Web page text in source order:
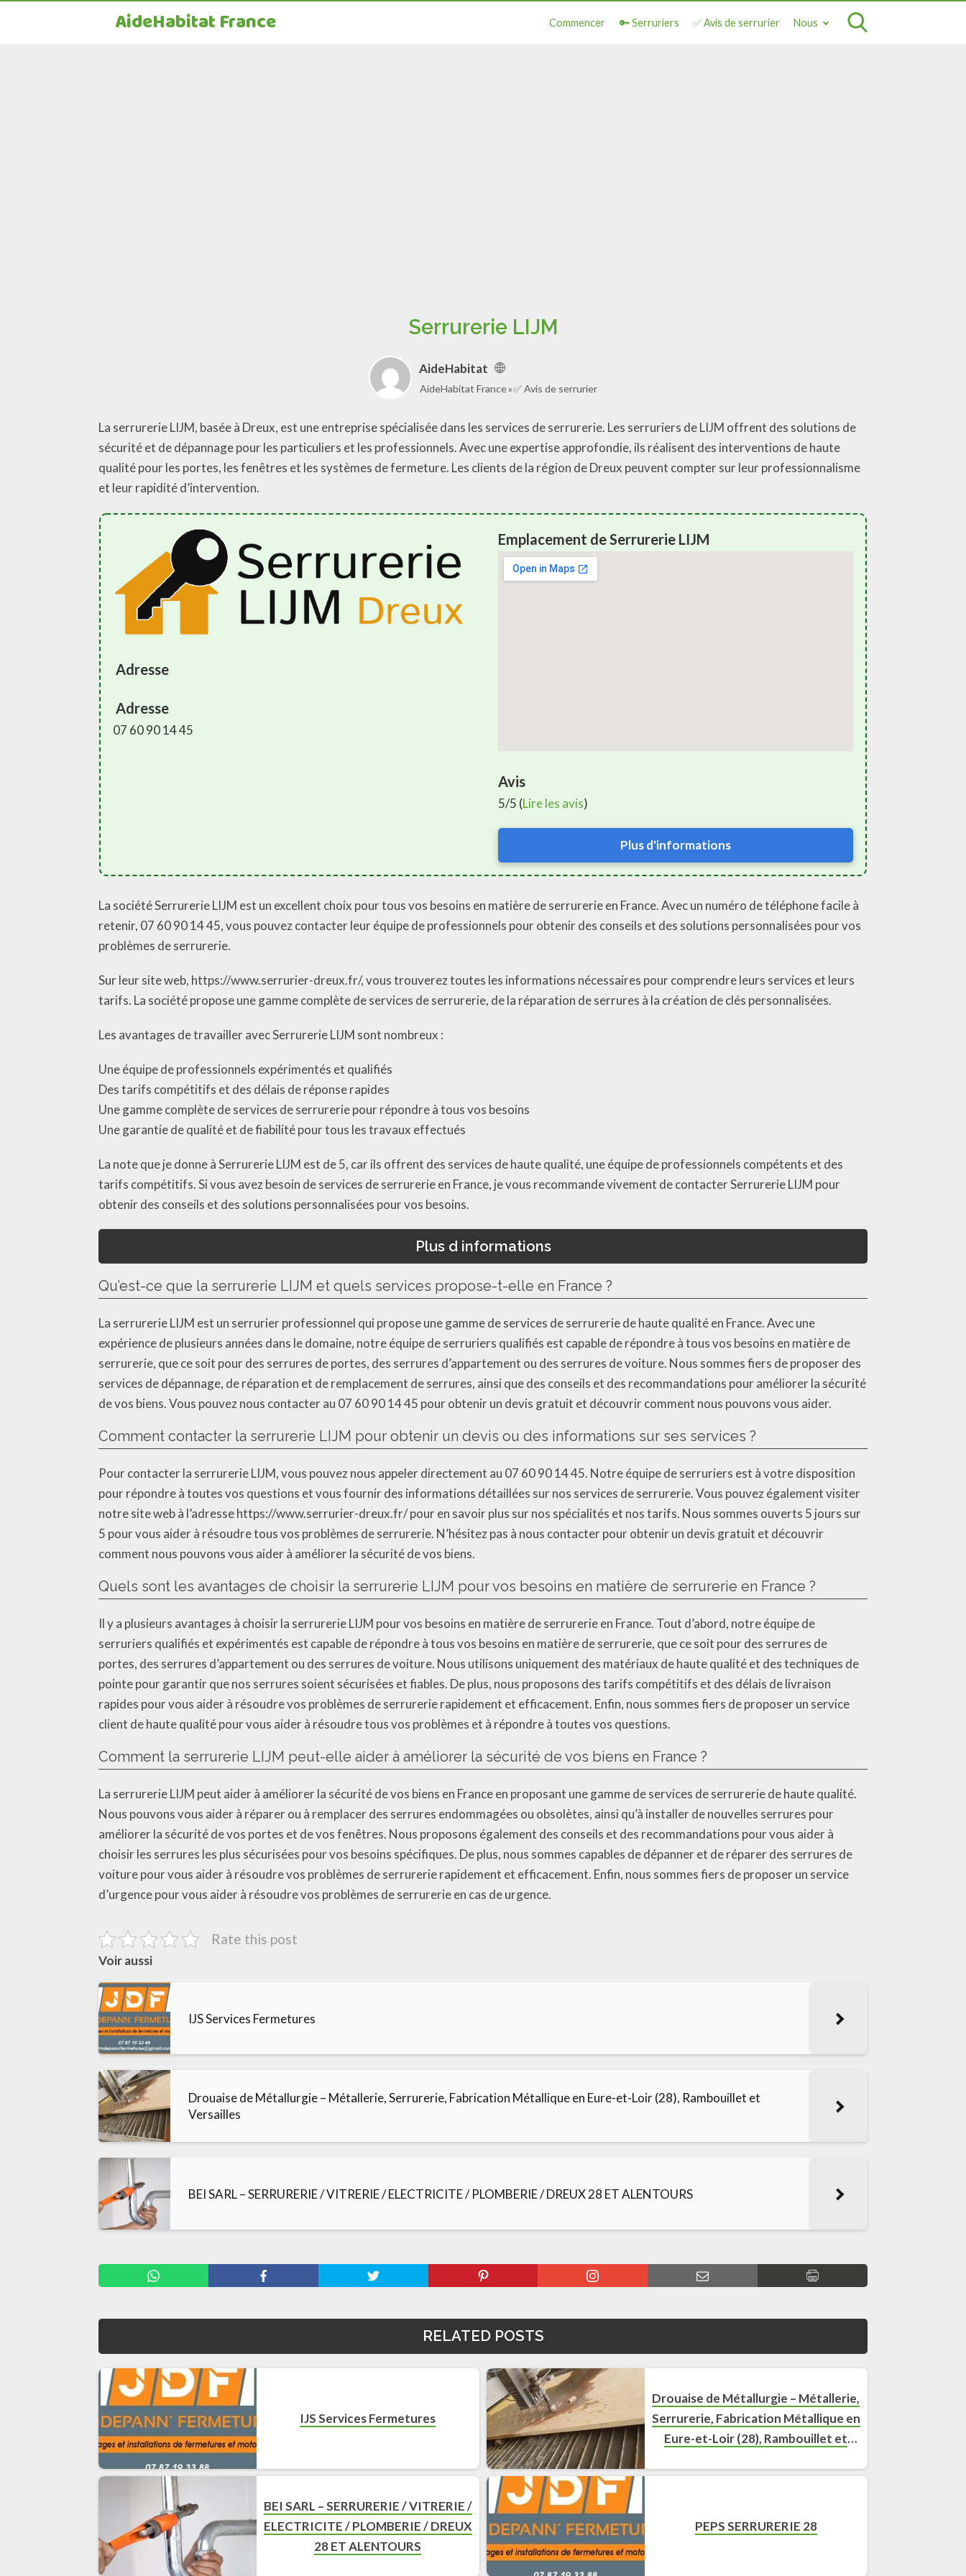
AideHabitat France Commencer 🔑 Serruriers ✅ Avis de serrurier Nous
Serrurerie LIJM
AideHabitat
AideHabitat France ✅ Avis de serrurier
La serrurerie LIJM, basée à Dreux, est une entreprise spécialisée dans les services de serrurerie. Les serruriers de LIJM offrent des solutions de
sécurité et de dépannage pour les particuliers et les professionnels. Avec une expertise approfondie, ils réalisent des interventions de haute
qualité pour les portes, les fenêtres et les systèmes de fermeture. Les clients de la région de Dreux peuvent compter sur leur professionnalisme
et leur rapidité d’intervention.
Adresse
Adresse
07 60 90 14 45
Emplacement de Serrurerie LIJM
Avis
5/5 (Lire les avis)
Plus d'informations
La société Serrurerie LIJM est un excellent choix pour tous vos besoins en matière de serrurerie en France. Avec un numéro de téléphone facile à
retenir, 07 60 90 14 45, vous pouvez contacter leur équipe de professionnels pour obtenir des conseils et des solutions personnalisées pour vos
problèmes de serrurerie.
Sur leur site web, https://www.serrurier-dreux.fr/, vous trouverez toutes les informations nécessaires pour comprendre leurs services et leurs
tarifs. La société propose une gamme complète de services de serrurerie, de la réparation de serrures à la création de clés personnalisées.
Les avantages de travailler avec Serrurerie LIJM sont nombreux :
Une équipe de professionnels expérimentés et qualifiés
Des tarifs compétitifs et des délais de réponse rapides
Une gamme complète de services de serrurerie pour répondre à tous vos besoins
Une garantie de qualité et de fiabilité pour tous les travaux effectués
La note que je donne à Serrurerie LIJM est de 5, car ils offrent des services de haute qualité, une équipe de professionnels compétents et des
tarifs compétitifs. Si vous avez besoin de services de serrurerie en France, je vous recommande vivement de contacter Serrurerie LIJM pour
obtenir des conseils et des solutions personnalisées pour vos besoins.
Plus d informations
Qu’est-ce que la serrurerie LIJM et quels services propose-t-elle en France ?
La serrurerie LIJM est un serrurier professionnel qui propose une gamme de services de serrurerie de haute qualité en France. Avec une
expérience de plusieurs années dans le domaine, notre équipe de serruriers qualifiés est capable de répondre à tous vos besoins en matière de
serrurerie, que ce soit pour des serrures de portes, des serrures d’appartement ou des serrures de voiture. Nous sommes fiers de proposer des
services de dépannage, de réparation et de remplacement de serrures, ainsi que des conseils et des recommandations pour améliorer la sécurité
de vos biens. Vous pouvez nous contacter au 07 60 90 14 45 pour obtenir un devis gratuit et découvrir comment nous pouvons vous aider.
Comment contacter la serrurerie LIJM pour obtenir un devis ou des informations sur ses services ?
Pour contacter la serrurerie LIJM, vous pouvez nous appeler directement au 07 60 90 14 45. Notre équipe de serruriers est à votre disposition
pour répondre à toutes vos questions et vous fournir des informations détaillées sur nos services de serrurerie. Vous pouvez également visiter
notre site web à l’adresse https://www.serrurier-dreux.fr/ pour en savoir plus sur nos spécialités et nos tarifs. Nous sommes ouverts 5 jours sur
5 pour vous aider à résoudre tous vos problèmes de serrurerie. N’hésitez pas à nous contacter pour obtenir un devis gratuit et découvrir
comment nous pouvons vous aider à améliorer la sécurité de vos biens.
Quels sont les avantages de choisir la serrurerie LIJM pour vos besoins en matière de serrurerie en France ?
Il y a plusieurs avantages à choisir la serrurerie LIJM pour vos besoins en matière de serrurerie en France. Tout d’abord, notre équipe de
serruriers qualifiés et expérimentés est capable de répondre à tous vos besoins en matière de serrurerie, que ce soit pour des serrures de
portes, des serrures d’appartement ou des serrures de voiture. Nous utilisons uniquement des matériaux de haute qualité et des techniques de
pointe pour garantir que nos serrures soient sécurisées et fiables. De plus, nous proposons des tarifs compétitifs et des délais de livraison
rapides pour vous aider à résoudre vos problèmes de serrurerie rapidement et efficacement. Enfin, nous sommes fiers de proposer un service
client de haute qualité pour vous aider à résoudre tous vos problèmes et à répondre à toutes vos questions.
Comment la serrurerie LIJM peut-elle aider à améliorer la sécurité de vos biens en France ?
La serrurerie LIJM peut aider à améliorer la sécurité de vos biens en France en proposant une gamme de services de serrurerie de haute qualité.
Nous pouvons vous aider à réparer ou à remplacer des serrures endommagées ou obsolètes, ainsi qu’à installer de nouvelles serrures pour
améliorer la sécurité de vos portes et de vos fenêtres. Nous proposons également des conseils et des recommandations pour vous aider à
choisir les serrures les plus sécurisées pour vos besoins spécifiques. De plus, nous sommes capables de dépanner et de réparer des serrures de
voiture pour vous aider à résoudre vos problèmes de serrurerie rapidement et efficacement. Enfin, nous sommes fiers de proposer un service
d’urgence pour vous aider à résoudre vos problèmes de serrurerie en cas de urgence.
Rate this post
Voir aussi
IJS Services Fermetures
Drouaise de Métallurgie – Métallerie, Serrurerie, Fabrication Métallique en Eure-et-Loir (28), Rambouillet et
Versailles
BEI SARL – SERRURERIE / VITRERIE / ELECTRICITE / PLOMBERIE / DREUX 28 ET ALENTOURS
RELATED POSTS
IJS Services Fermetures
Drouaise de Métallurgie – Métallerie,
Serrurerie, Fabrication Métallique en
Eure-et-Loir (28), Rambouillet et
BEI SARL – SERRURERIE / VITRERIE /
ELECTRICITE / PLOMBERIE / DREUX
28 ET ALENTOURS
PEPS SERRURERIE 28